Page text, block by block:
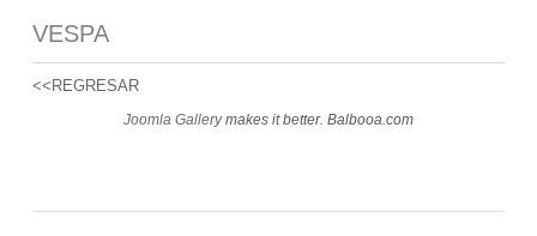
VESPA
<<REGRESAR
Joomla Gallerymakes it better. Balbooa.com